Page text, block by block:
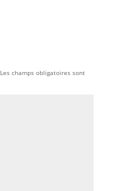
Les champs obligatoires sont